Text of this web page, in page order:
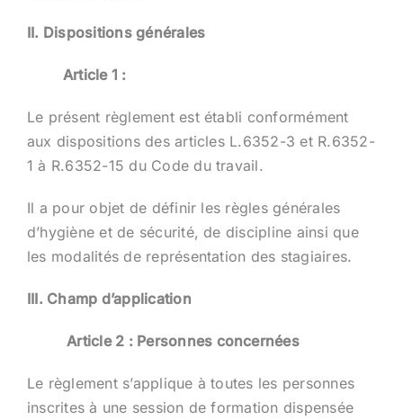
II. Dispositions générales
Article 1 :
Le présent règlement est établi conformément
aux dispositions des articles L.6352-3 et R.6352-
1 à R.6352-15 du Code du travail.
Il a pour objet de définir les règles générales
d’hygiène et de sécurité, de discipline ainsi que
les modalités de représentation des stagiaires.
III. Champ d’application
Article 2 : Personnes concernées
Le règlement s’applique à toutes les personnes
inscrites à une session de formation dispensée